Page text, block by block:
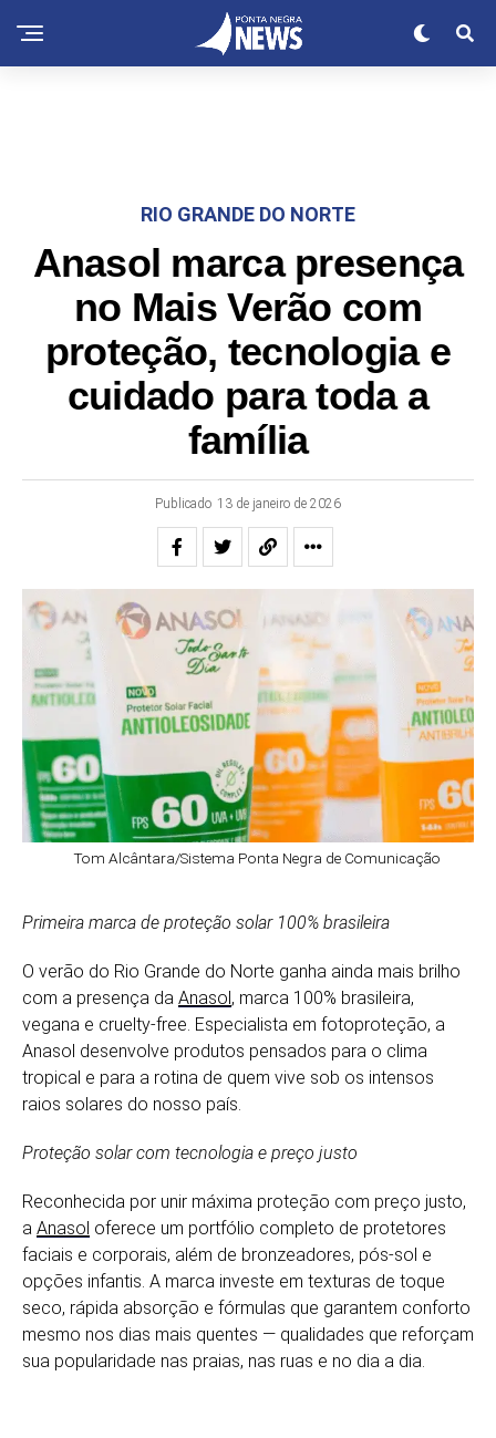
RIO GRANDE DO NORTE
Anasol marca presença
no Mais Verão com
proteção, tecnologia e
cuidado para toda a
família
Publicado 13 de janeiro de 2026
Tom Alcântara/Sistema Ponta Negra de Comunicação
Primeira marca de proteção solar 100% brasileira
O verão do Rio Grande do Norte ganha ainda mais brilho
com a presença da Anasol , marca 100% brasileira,
vegana e cruelty-free. Especialista em fotoproteção, a
Anasol desenvolve produtos pensados para o clima
tropical e para a rotina de quem vive sob os intensos
raios solares do nosso país.
Proteção solar com tecnologia e preço justo
Reconhecida por unir máxima proteção com preço justo,
a Anasol oferece um portfólio completo de protetores
faciais e corporais, além de bronzeadores, pós-sol e
opções infantis. A marca investe em texturas de toque
seco, rápida absorção e fórmulas que garantem conforto
mesmo nos dias mais quentes — qualidades que reforçam
sua popularidade nas praias, nas ruas e no dia a dia.